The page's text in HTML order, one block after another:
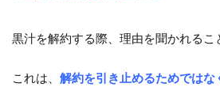
黒汁を解約する際、理由を聞かれるこ
これは、 解約を引き止めるためではな